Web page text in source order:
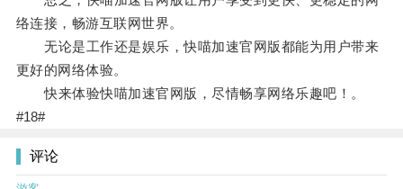
络连接，畅游互联网世界。
无论是工作还是娱乐，快喵加速官网版都能为用户带来
更好的网络体验。
快来体验快喵加速官网版，尽情畅享网络乐趣吧！。
#18#
评论